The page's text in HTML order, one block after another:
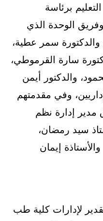
برئاسة
الوحدة الذي
سمر عطية،
سارة القرموطي،
والدكتور أيمن
وفي مقدمتهم
مدير إدارة نظم
سيد رمضان،
إيمان
لإدارات كلية طب